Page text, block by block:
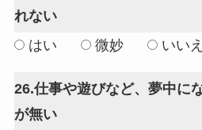
れない
はい
微妙 いいえ
26.仕事や遊びなど、夢中に
が無い